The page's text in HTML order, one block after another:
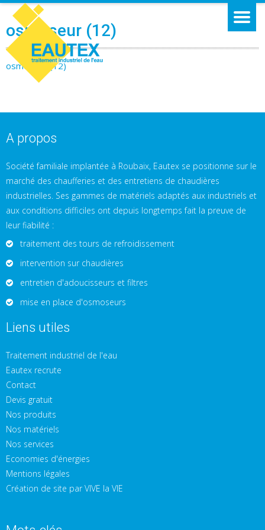
osmoseur (12)
osmoseur (12)
A propos
Société familiale implantée à Roubaix, Eautex se positionne sur le
marché des chaufferies et des entretiens de chaudières
industrielles. Ses gammes de matériels adaptés aux industriels et
aux conditions difficiles ont depuis longtemps fait la preuve de
leur fiabilité :
traitement des tours de refroidissement
intervention sur chaudières
entretien d'adoucisseurs et filtres
mise en place d'osmoseurs
Liens utiles
Traitement industriel de l'eau
Eautex recrute
Contact
Devis gratuit
Nos produits
Nos matériels
Nos services
Economies d'énergies
Mentions légales
Création de site par VIVE la VIE